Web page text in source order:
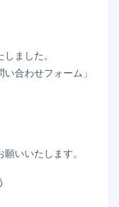
ました。
合わせフォーム」
いいたします。